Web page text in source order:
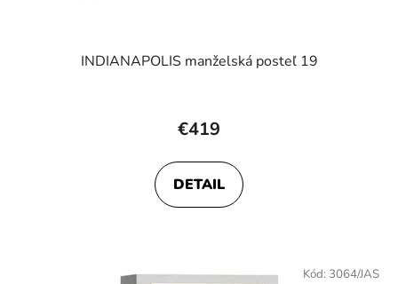
INDIANAPOLIS manželská posteľ 19
€419
DETAIL
Kód: 3064/JAS